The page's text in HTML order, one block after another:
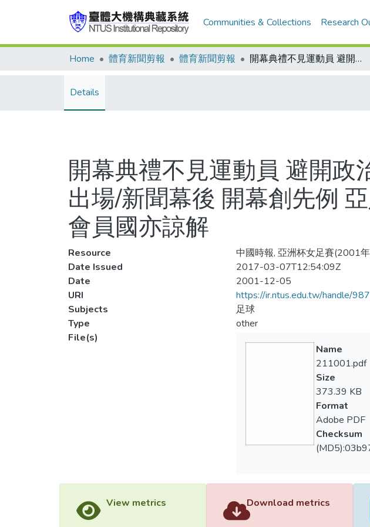
Communities & Collections Research
Home 體育新聞剪報 體育新聞剪報 開幕典禮不見運動員 避開政治敏感問題 十四國家地區會旗依序出場/新聞幕後 開幕創先例 亞足聯費心 未要求與賽球隊進場 各會員國亦諒解
Details
開幕典禮不見運動員 避開政
出場/新聞幕後 開幕創先例
會員國亦諒解
Resource
中國時報, 亞洲杯女足賽(2001
Date Issued
2017-03-07T12:54:09Z
Date
2001-12-05
URI
https://ir.ntus.edu.tw/handle/
Subjects
足球
Type
other
File(s)
Name
211001.pdf
Size
373.39 KB
Format
Adobe PDF
Checksum
View metrics Download metrics